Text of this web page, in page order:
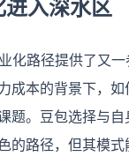
入深水区
化路径提供了又一
成本的背景下，如
题。豆包选择与自
的路径，但其模式